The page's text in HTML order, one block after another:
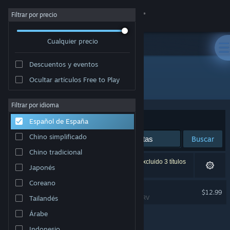
Iniciar sesión
Acerca de
Soporte
Cambiar idioma
Descargar Steam Mobile
Ver versión clásica
Filtrar por precio
Cualquier precio
Descuentos y eventos
Ocultar artículos Free to Play
Filtrar por idioma
Español de España
Chino simplificado
Chino tradicional
Japonés
Coreano
Tailandés
Árabe
Desarrollador: Glitchr Studio
Ordenar por Relevancia
Buscar
1 resultado coincide con la búsqueda. Se han excluido 3 títulos
basándose en tus preferencias.
Compatible con la RV
$12.99